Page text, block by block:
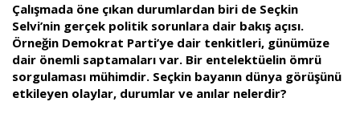
Çalışmada öne çıkan durumlardan biri de Seçkin
Selvi’nin gerçek politik sorunlara dair bakış açısı.
Örneğin Demokrat Parti’ye dair tenkitleri, günümüze
dair önemli saptamaları var. Bir entelektüelin ömrü
sorgulaması mühimdir. Seçkin bayanın dünya görüşünü
etkileyen olaylar, durumlar ve anılar nelerdir?